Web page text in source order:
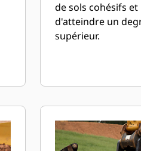
de sols cohésifs
d'atteindre un
supérieur.